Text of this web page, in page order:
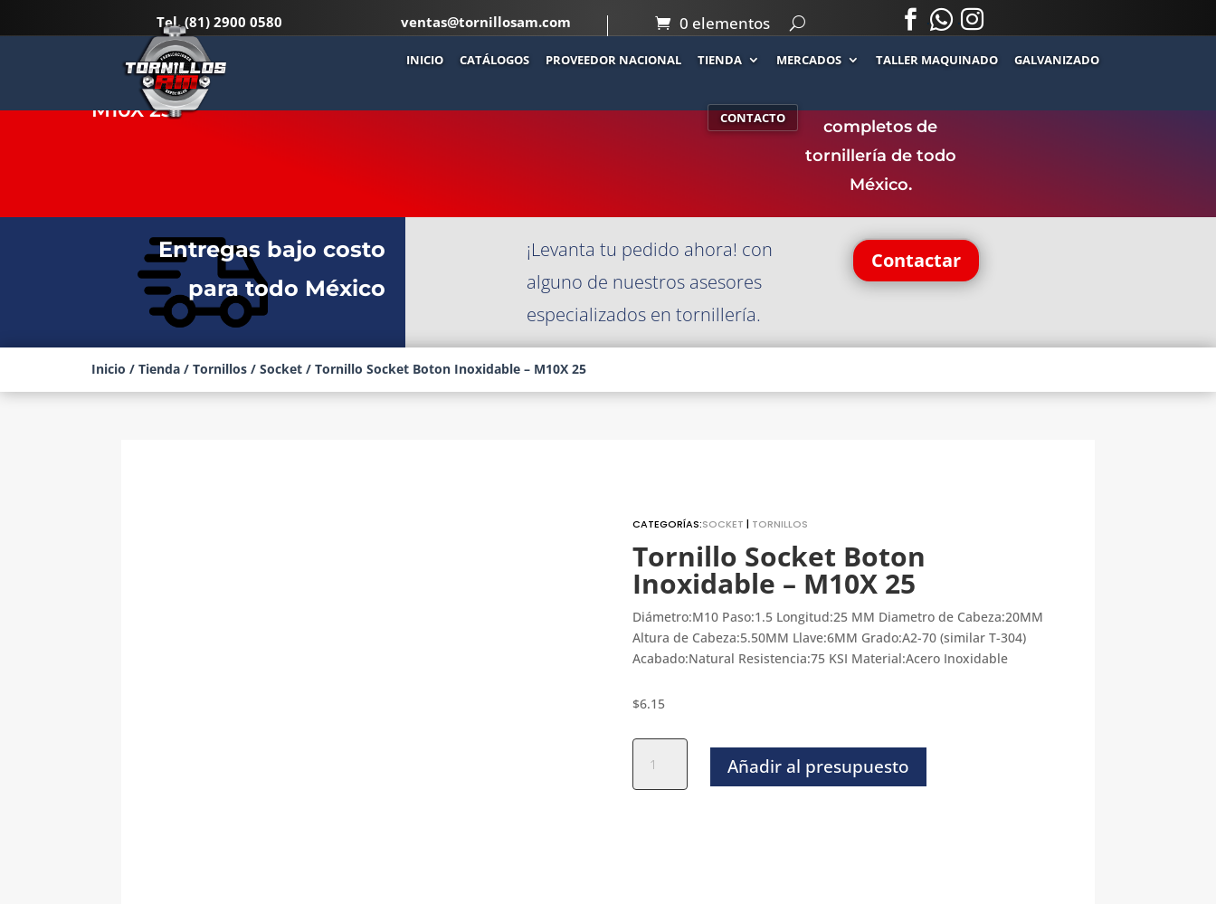
Tel.(81) 2900 0580 ventas@tornillosam.com 0 elementos  . .
INICIO CATÁLOGOS PROVEEDOR NACIONAL TIENDA MERCADOS TALLER MAQUINADO GALVANIZADO
CONTACTO
TORNILLO SOCKET BOTON INOXIDABLE –
M10X 25
Contamos con uno de
completos de
tornillería de todo
México.
Entregas bajo costo
para todo México
¡Levanta tu pedido ahora! con
alguno de nuestros asesores
especializados en tornillería.
Contactar
Inicio / Tienda/ Tornillos/ Socket/ Tornillo Socket Boton Inoxidable – M10X 25
CATEGORÍAS:SOCKET | TORNILLOS
Tornillo Socket Boton
Inoxidable – M10X 25
Diámetro:M10 Paso:1.5 Longitud:25 MM Diametro de Cabeza:20MM
Altura de Cabeza:5.50MM Llave:6MM Grado:A2-70 (similar T-304)
Acabado:Natural Resistencia:75 KSI Material:Acero Inoxidable
$6.15
Socket
Boton
Añadir al presupuesto